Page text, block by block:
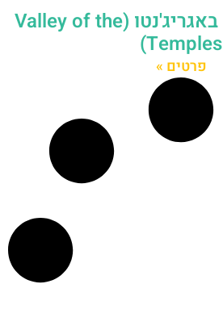
עמק המקדשים באגריג'נטו (Valley of the
Temples)
פרטים »